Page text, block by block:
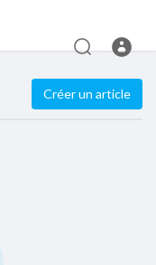
Créer un article